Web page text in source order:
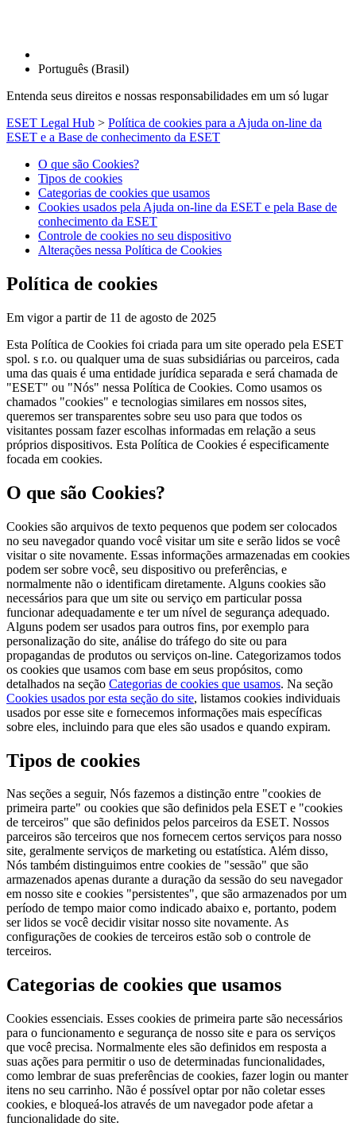
Português (Brasil)
Entenda seus direitos e nossas responsabilidades em um só lugar
ESET Legal Hub > Política de cookies para a Ajuda on-line da
ESET e a Base de conhecimento da ESET
O que são Cookies?
Tipos de cookies
Categorias de cookies que usamos
Cookies usados pela Ajuda on-line da ESET e pela Base de
conhecimento da ESET
Controle de cookies no seu dispositivo
Alterações nessa Política de Cookies
Política de cookies
Em vigor a partir de 11 de agosto de 2025
Esta Política de Cookies foi criada para um site operado pela ESET
spol. s r.o. ou qualquer uma de suas subsidiárias ou parceiros, cada
uma das quais é uma entidade jurídica separada e será chamada de
"ESET" ou "Nós" nessa Política de Cookies. Como usamos os
chamados "cookies" e tecnologias similares em nossos sites,
queremos ser transparentes sobre seu uso para que todos os
visitantes possam fazer escolhas informadas em relação a seus
próprios dispositivos. Esta Política de Cookies é especificamente
focada em cookies.
O que são Cookies?
Cookies são arquivos de texto pequenos que podem ser colocados
no seu navegador quando você visitar um site e serão lidos se você
visitar o site novamente. Essas informações armazenadas em cookies
podem ser sobre você, seu dispositivo ou preferências, e
normalmente não o identificam diretamente. Alguns cookies são
necessários para que um site ou serviço em particular possa
funcionar adequadamente e ter um nível de segurança adequado.
Alguns podem ser usados para outros fins, por exemplo para
personalização do site, análise do tráfego do site ou para
propagandas de produtos ou serviços on-line. Categorizamos todos
os cookies que usamos com base em seus propósitos, como
detalhados na seção Categorias de cookies que usamos. Na seção
Cookies usados por esta seção do site, listamos cookies individuais
usados por esse site e fornecemos informações mais específicas
sobre eles, incluindo para que eles são usados e quando expiram.
Tipos de cookies
Nas seções a seguir, Nós fazemos a distinção entre "cookies de
primeira parte" ou cookies que são definidos pela ESET e "cookies
de terceiros" que são definidos pelos parceiros da ESET. Nossos
parceiros são terceiros que nos fornecem certos serviços para nosso
site, geralmente serviços de marketing ou estatística. Além disso,
Nós também distinguimos entre cookies de "sessão" que são
armazenados apenas durante a duração da sessão do seu navegador
em nosso site e cookies "persistentes", que são armazenados por um
período de tempo maior como indicado abaixo e, portanto, podem
ser lidos se você decidir visitar nosso site novamente. As
configurações de cookies de terceiros estão sob o controle de
terceiros.
Categorias de cookies que usamos
Cookies essenciais. Esses cookies de primeira parte são necessários
para o funcionamento e segurança de nosso site e para os serviços
que você precisa. Normalmente eles são definidos em resposta a
suas ações para permitir o uso de determinadas funcionalidades,
como lembrar de suas preferências de cookies, fazer login ou manter
itens no seu carrinho. Não é possível optar por não coletar esses
cookies, e bloqueá-los através de um navegador pode afetar a
funcionalidade do site.